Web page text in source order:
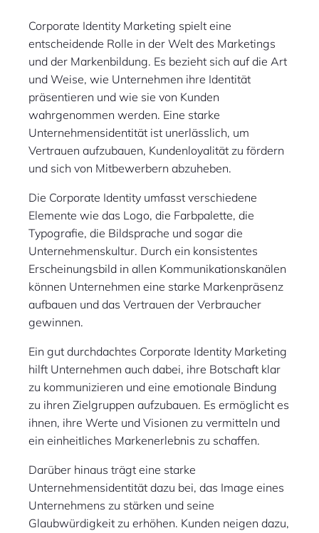
Corporate Identity Marketing spielt eine
entscheidende Rolle in der Welt des Marketings
und der Markenbildung. Es bezieht sich auf die Art
und Weise, wie Unternehmen ihre Identität
präsentieren und wie sie von Kunden
wahrgenommen werden. Eine starke
Unternehmensidentität ist unerlässlich, um
Vertrauen aufzubauen, Kundenloyalität zu fördern
und sich von Mitbewerbern abzuheben.
Die Corporate Identity umfasst verschiedene
Elemente wie das Logo, die Farbpalette, die
Typografie, die Bildsprache und sogar die
Unternehmenskultur. Durch ein konsistentes
Erscheinungsbild in allen Kommunikationskanälen
können Unternehmen eine starke Markenpräsenz
aufbauen und das Vertrauen der Verbraucher
gewinnen.
Ein gut durchdachtes Corporate Identity Marketing
hilft Unternehmen auch dabei, ihre Botschaft klar
zu kommunizieren und eine emotionale Bindung
zu ihren Zielgruppen aufzubauen. Es ermöglicht es
ihnen, ihre Werte und Visionen zu vermitteln und
ein einheitliches Markenerlebnis zu schaffen.
Darüber hinaus trägt eine starke
Unternehmensidentität dazu bei, das Image eines
Unternehmens zu stärken und seine
Glaubwürdigkeit zu erhöhen. Kunden neigen dazu,